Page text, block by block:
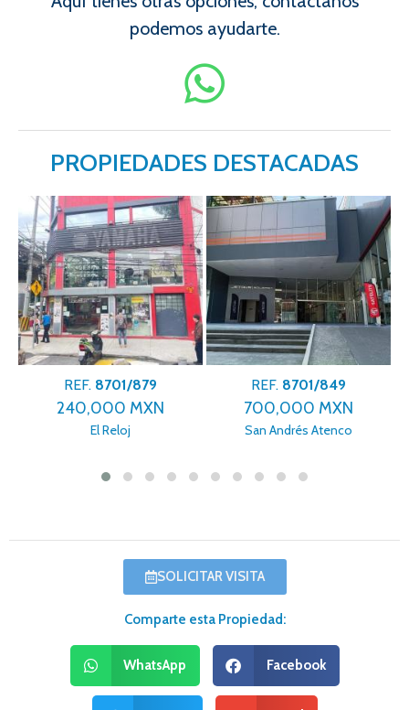
podemos ayudarte.
PROPIEDADES DESTACADAS
REF. 8701/879
240,000 MXN
El Reloj
REF. 8701/849
700,000 MXN
San Andrés Atenco
SOLICITAR VISITA
Comparte esta Propiedad:
WhatsApp Facebook